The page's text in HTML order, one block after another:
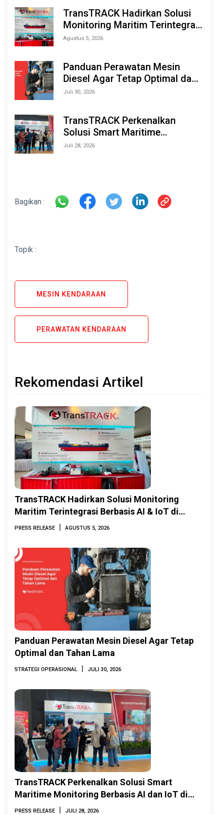
TransTRACK Hadirkan Solusi
Monitoring Maritim Terintegrasi
Berbasis AI & IoT di Indonesia
Agustus 5, 2026
Panduan Perawatan Mesin
Diesel Agar Tetap Optimal dan
Tahan Lama
Juli 30, 2026
TransTRACK Perkenalkan
Solusi Smart Maritime
Monitoring Berbasis AI dan IoT
Juli 28, 2026
Bagikan :
Topik :
MESIN KENDARAAN
PERAWATAN KENDARAAN
Rekomendasi Artikel
TransTRACK Hadirkan Solusi Monitoring
Maritim Terintegrasi Berbasis AI & IoT di
Indonesia Marine & Offshore Expo (IMOX)
PRESS RELEASE | AGUSTUS 5, 2026
Panduan Perawatan Mesin Diesel Agar Tetap
Optimal dan Tahan Lama
STRATEGI OPERASIONAL | JULI 30, 2026
TransTRACK Perkenalkan Solusi Smart
Maritime Monitoring Berbasis AI dan IoT di
INAMARINE 2026
PRESS RELEASE | JULI 28, 2026